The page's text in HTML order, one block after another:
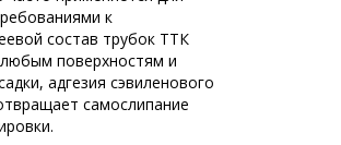
к
состав трубок ТТК
поверхностям и
адгезия сэвиленового
самослипание